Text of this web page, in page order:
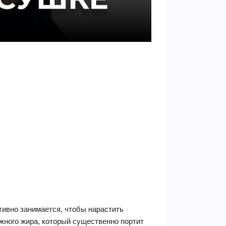
занимается, чтобы нарастить
жира, который существенно портит